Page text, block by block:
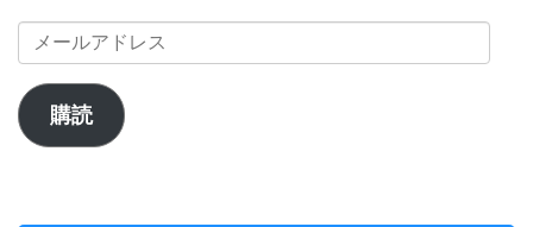
メ
ー
ア
ド
購読